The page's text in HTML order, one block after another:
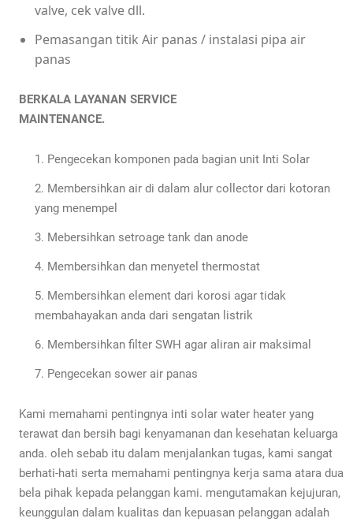
valve, cek valve dll.
Pemasangan titik Air panas / instalasi pipa air
panas
BERKALA LAYANAN SERVICE
MAINTENANCE.
Pengecekan komponen pada bagian unit Inti Solar
Membersihkan air di dalam alur collector dari kotoran
yang menempel
Mebersihkan setroage tank dan anode
Membersihkan dan menyetel thermostat
Membersihkan element dari korosi agar tidak
membahayakan anda dari sengatan listrik
Membersihkan filter SWH agar aliran air maksimal
Pengecekan sower air panas
Kami memahami pentingnya inti solar water heater yang
terawat dan bersih bagi kenyamanan dan kesehatan keluarga
anda. oleh sebab itu dalam menjalankan tugas, kami sangat
berhati-hati serta memahami pentingnya kerja sama atara dua
bela pihak kepada pelanggan kami. mengutamakan kejujuran,
keunggulan dalam kualitas dan kepuasan pelanggan adalah